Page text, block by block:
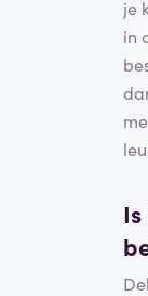
je
in